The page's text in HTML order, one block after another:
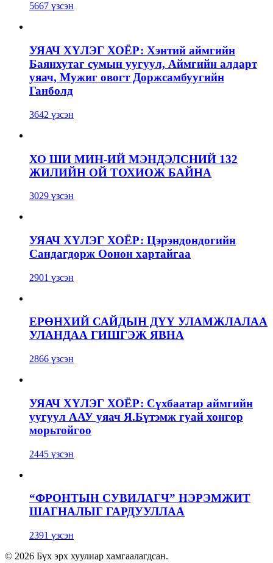
5667 үзсэн
УЯАЧ ХҮЛЭГ ХОЁР: Хэнтий аймгийн
Баянхутаг сумын уугуул, Аймгийн алдарт
уяач, Мужиг овогт Доржсамбуугийн
Ганболд
3642 үзсэн
ХО ШИ МИН-ИЙ МЭНДЭЛСНИЙ 132
ЖИЛИЙН ОЙ ТОХИОЖ БАЙНА
3029 үзсэн
УЯАЧ ХҮЛЭГ ХОЁР: Цэрэндондогийн
Сандагдорж Оонон хартайгаа
2901 үзсэн
ЕРӨНХИЙ САЙДЫН ДҮҮ УЛАМЖЛАЛАА
УЛАНДАА ГИШГЭЖ ЯВНА
2866 үзсэн
УЯАЧ ХҮЛЭГ ХОЁР: Сүхбаатар аймгийн
уугуул ААУ уяач Я.Бүтэмж гуай хонгор
морьтойгоо
2445 үзсэн
“ФРОНТЫН СУВИЛАГЧ” НЭРЭМЖИТ
ШАГНАЛЫГ ГАРДУУЛЛАА
2391 үзсэн
© 2026 Бүх эрх хуулиар хамгаалагдсан.